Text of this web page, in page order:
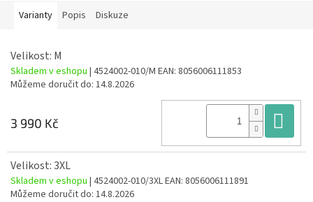
Varianty Popis Diskuze
Velikost: M
Skladem v eshopu | 4524002-010/M EAN: 8056006111853
Můžeme doručit do: 14.8.2026
3 990 Kč
Velikost: 3XL
Skladem v eshopu | 4524002-010/3XLEAN: 8056006111891
Můžeme doručit do: 14.8.2026